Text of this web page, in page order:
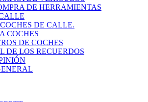
DE HERRAMIENTAS
DE CALLE.
COCHES
DE COCHES
DE LOS RECUERDOS